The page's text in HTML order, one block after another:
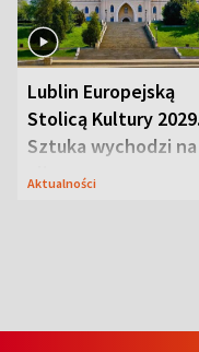
Lublin Europejską
Stolicą Kultury 2029.
Sztuka wychodzi na
ulice
Aktualności